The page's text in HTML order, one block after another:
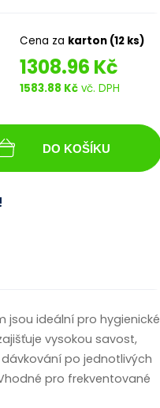
Cena za karton (12 ks)
1308.96 Kč
1583.88 Kčvč. DPH
DO KOŠÍKU
jsou ideální pro hygienické
vysokou savost,
po jednotlivých
pro frekventované